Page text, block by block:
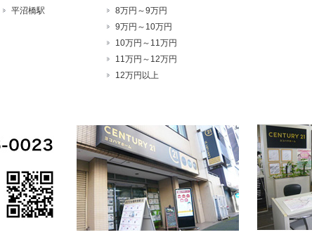
平沼橋駅
8万円～9万円
9万円～10万円
10万円～11万円
11万円～12万円
12万円以上